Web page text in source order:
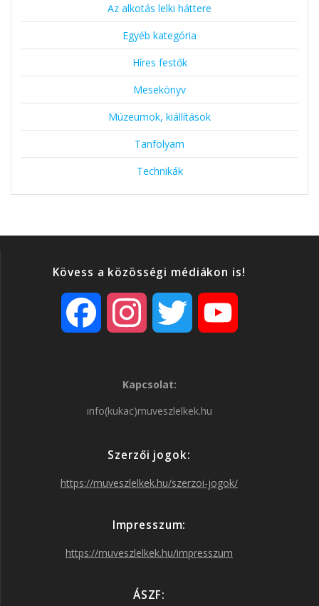
Az alkotás lelki háttere
Egyéb kategória
Híres festők
Mesekönyv
Múzeumok, kiállítások
Tanfolyam
Technikák
Kövess a közösségi médiákon is!
o
s
r
a
r
Kapcsolat:
info(kukac)muveszlelkek.hu
Szerzői jogok:
https://muveszlelkek.hu/szerzoi-jogok/
Impresszum:
https://muveszlelkek.hu/impresszum
ÁSZF: